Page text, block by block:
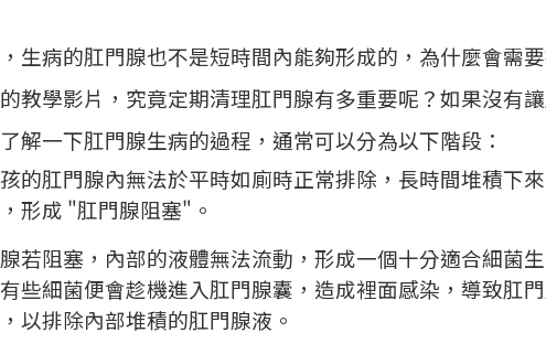
生病的肛門腺也不是短時間內能夠形成的，為什麼會需
教學影片，究竟定期清理肛門腺有多重要呢？如果沒有
了解一下肛門腺生病的過程，通常可以分為以下階段：
的肛門腺內無法於平時如廁時正常排除，長時間堆積下
形成 "肛門腺阻塞"。
若阻塞，內部的液體無法流動，形成一個十分適合細菌
些細菌便會趁機進入肛門腺囊，造成裡面感染，導致肛
以排除內部堆積的肛門腺液。